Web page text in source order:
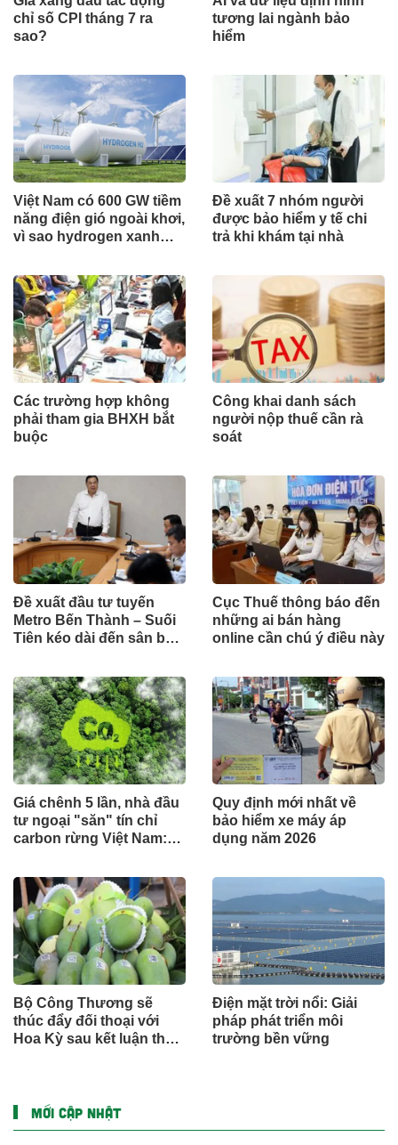
chỉ số CPI tháng 7 ra
sao?
tương lai ngành bảo
hiểm
Việt Nam có 600 GW tiềm
năng điện gió ngoài khơi,
vì sao hydrogen xanh
Đề xuất 7 nhóm người
được bảo hiểm y tế chi
trả khi khám tại nhà
Các trường hợp không
phải tham gia BHXH bắt
buộc
Công khai danh sách
người nộp thuế cần rà
soát
Đề xuất đầu tư tuyến
Metro Bến Thành – Suối
Tiên kéo dài đến sân bay
thức công trình cấp bách
Cục Thuế thông báo đến
những ai bán hàng
online cần chú ý điều này
Giá chênh 5 lần, nhà đầu
tư ngoại "săn" tín chỉ
carbon rừng Việt Nam:
Quy định mới nhất về
bảo hiểm xe máy áp
dụng năm 2026
Bộ Công Thương sẽ
thúc đẩy đối thoại với
Hoa Kỳ sau kết luận thuế
Điện mặt trời nổi: Giải
pháp phát triển môi
trường bền vững
MỚI CẬP NHẬT